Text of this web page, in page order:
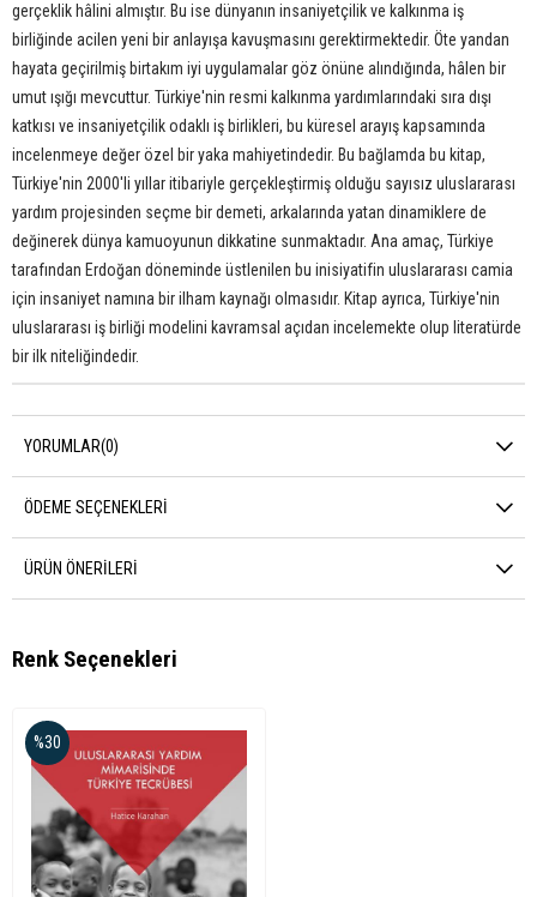
gerçeklik hâlini almıştır. Bu ise dünyanın insaniyetçilik ve kalkınma iş
birliğinde acilen yeni bir anlayışa kavuşmasını gerektirmektedir. Öte yandan
hayata geçirilmiş birtakım iyi uygulamalar göz önüne alındığında, hâlen bir
umut ışığı mevcuttur. Türkiye'nin resmi kalkınma yardımlarındaki sıra dışı
katkısı ve insaniyetçilik odaklı iş birlikleri, bu küresel arayış kapsamında
incelenmeye değer özel bir yaka mahiyetindedir. Bu bağlamda bu kitap,
Türkiye'nin 2000'li yıllar itibariyle gerçekleştirmiş olduğu sayısız uluslararası
yardım projesinden seçme bir demeti, arkalarında yatan dinamiklere de
değinerek dünya kamuoyunun dikkatine sunmaktadır. Ana amaç, Türkiye
tarafından Erdoğan döneminde üstlenilen bu inisiyatifin uluslararası camia
için insaniyet namına bir ilham kaynağı olmasıdır. Kitap ayrıca, Türkiye'nin
uluslararası iş birliği modelini kavramsal açıdan incelemekte olup literatürde
bir ilk niteliğindedir.
YORUMLAR(0)
ÖDEME SEÇENEKLERI
ÜRÜN ÖNERILERI
Renk Seçenekleri
%30